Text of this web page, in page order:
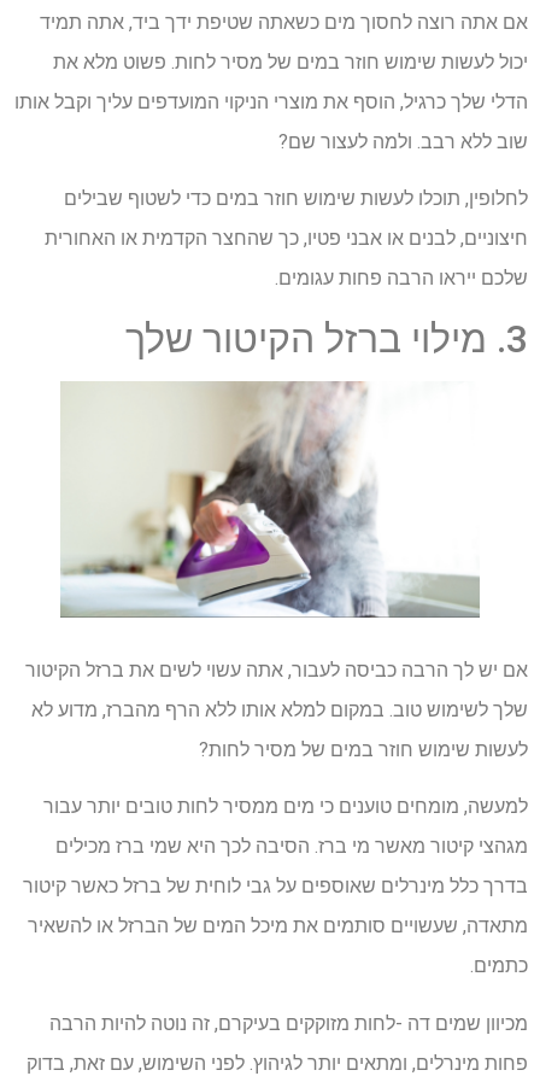
אם אתה רוצה לחסוך מים כשאתה שטיפת ידך ביד, אתה תמיד
יכול לעשות שימוש חוזר במים של מסיר לחות. פשוט מלא את
הדלי שלך כרגיל, הוסף את מוצרי הניקוי המועדפים עליך וקבל אותו
שוב ללא רבב. ולמה לעצור שם?
לחלופין, תוכלו לעשות שימוש חוזר במים כדי לשטוף שבילים
חיצוניים, לבנים או אבני פטיו, כך שהחצר הקדמית או האחורית
שלכם ייראו הרבה פחות עגומים.
3. מילוי ברזל הקיטור שלך
אם יש לך הרבה כביסה לעבור, אתה עשוי לשים את ברזל הקיטור
שלך לשימוש טוב. במקום למלא אותו ללא הרף מהברז, מדוע לא
לעשות שימוש חוזר במים של מסיר לחות?
למעשה, מומחים טוענים כי מים ממסיר לחות טובים יותר עבור
מגהצי קיטור מאשר מי ברז. הסיבה לכך היא שמי ברז מכילים
בדרך כלל מינרלים שאוספים על גבי לוחית של ברזל כאשר קיטור
מתאדה, שעשויים סותמים את מיכל המים של הברזל או להשאיר
כתמים.
מכיוון שמים דה -לחות מזוקקים בעיקרם, זה נוטה להיות הרבה
פחות מינרלים, ומתאים יותר לגיהוץ. לפני השימוש, עם זאת, בדוק